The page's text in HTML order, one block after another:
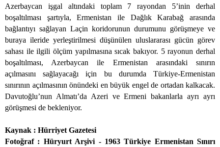
Azerbaycan işgal altındaki toplam 7 rayondan 5’inin derhal
boşaltılması şartıyla, Ermenistan ile Dağlık Karabağ arasında
bağlantıyı sağlayan Laçin koridorunun durumunu görüşmeye ve
buraya ileride yerleştirilmesi düşünülen uluslararası gücün görev
sahası ile ilgili ölçüm yapılmasına sıcak bakıyor. 5 rayonun derhal
boşaltılması, Azerbaycan ile Ermenistan arasındaki sınırın
açılmasını sağlayacağı için bu durumda Türkiye-Ermenistan
sınırının açılmasının önündeki en büyük engel de ortadan kalkacak.
Davutoğlu’nun Almatı’da Azeri ve Ermeni bakanlarla ayrı ayrı
görüşmesi de bekleniyor.
Kaynak : Hürriyet Gazetesi
Fotoğraf : Hüryurt Arşivi - 1963 Türkiye Ermenistan Sınırı